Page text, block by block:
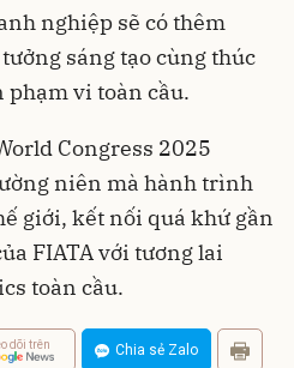
nghiệp sẽ có thêm
sáng tạo cùng thúc
vi toàn cầu.
Congress 2025
niên mà hành trình
giới, kết nối quá khứ gần
FIATA với tương lai
toàn cầu.
dõi trên Chia sẻ Zalo